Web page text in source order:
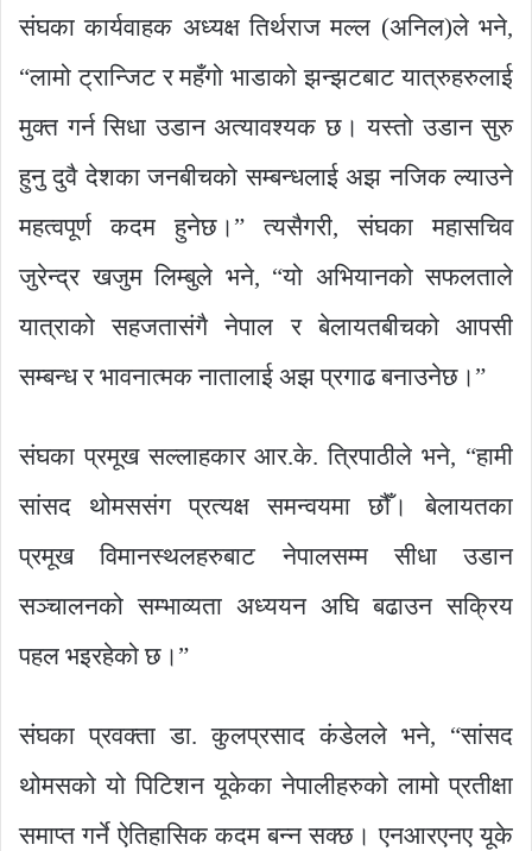
संघका कार्यवाहक अध्यक्ष तिर्थराज मल्ल (अनिल)ले भने,
“लामो ट्रान्जिट र महँगो भाडाको झन्झटबाट यात्रुहरुलाई
मुक्त गर्न सिधा उडान अत्यावश्यक छ। यस्तो उडान सुरु
हुनु दुवै देशका जनबीचको सम्बन्धलाई अझ नजिक ल्याउने
महत्वपूर्ण कदम हुनेछ।” त्यसैगरी, संघका महासचिव
जुरेन्द्र खजुम लिम्बुले भने, “यो अभियानको सफलताले
यात्राको सहजतासंगै नेपाल र बेलायतबीचको आपसी
सम्बन्ध र भावनात्मक नातालाई अझ प्रगाढ बनाउनेछ।”
संघका प्रमूख सल्लाहकार आर.के. त्रिपाठीले भने, “हामी
सांसद थोमससंग प्रत्यक्ष समन्वयमा छौँ। बेलायतका
प्रमूख विमानस्थलहरुबाट नेपालसम्म सीधा उडान
सञ्चालनको सम्भाव्यता अध्ययन अघि बढाउन सक्रिय
पहल भइरहेको छ।”
संघका प्रवक्ता डा. कुलप्रसाद कंडेलले भने, “सांसद
थोमसको यो पिटिशन यूकेका नेपालीहरुको लामो प्रतीक्षा
समाप्त गर्ने ऐतिहासिक कदम बन्न सक्छ। एनआरएनए यूके